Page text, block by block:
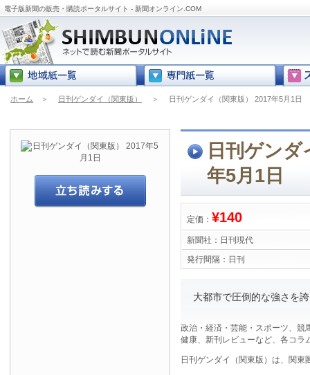
電子版新聞の販売・購読ポータルサイト - 新聞オンライン.COM
ホーム ＞ 日刊ゲンダイ（関東版） ＞ 日刊ゲンダイ（関東版） 2017年5月1日
日刊ゲン
年5月1日
定価： ¥140
新聞社： 日刊現代
発行間隔： 日刊
大都市で圧倒的な強さを
政治・経済・芸能・スポーツ、競
健康、新刊レビューなど、各コラ
日刊ゲンダイ（関東版）は、関